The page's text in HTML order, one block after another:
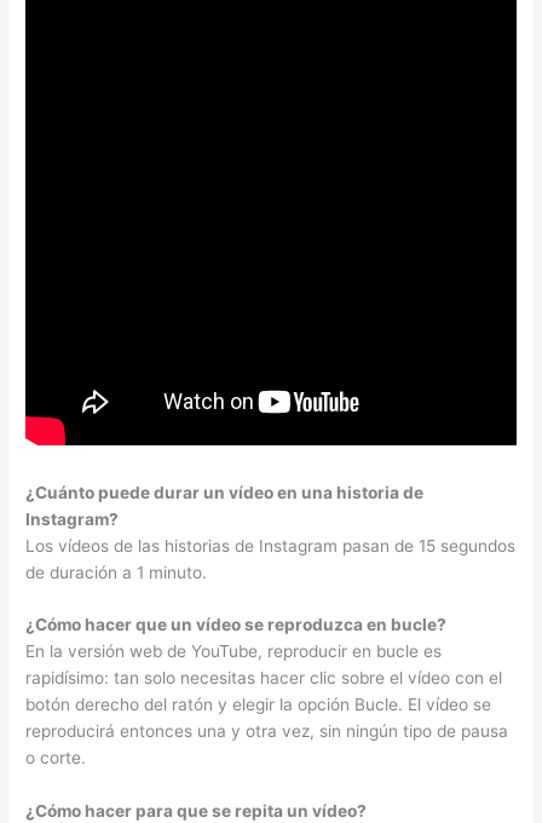
¿Cuánto puede durar un vídeo en una historia de
Instagram?
Los vídeos de las historias de Instagram pasan de 15 segundos
de duración a 1 minuto.
¿Cómo hacer que un vídeo se reproduzca en bucle?
En la versión web de YouTube, reproducir en bucle es
rapidísimo: tan solo necesitas hacer clic sobre el vídeo con el
botón derecho del ratón y elegir la opción Bucle. El vídeo se
reproducirá entonces una y otra vez, sin ningún tipo de pausa
o corte.
¿Cómo hacer para que se repita un vídeo?